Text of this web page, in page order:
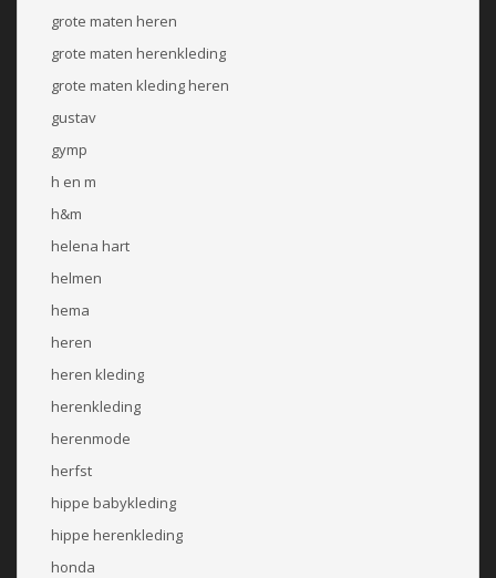
grote maten heren
grote maten herenkleding
grote maten kleding heren
gustav
gymp
h en m
h&m
helena hart
helmen
hema
heren
heren kleding
herenkleding
herenmode
herfst
hippe babykleding
hippe herenkleding
honda